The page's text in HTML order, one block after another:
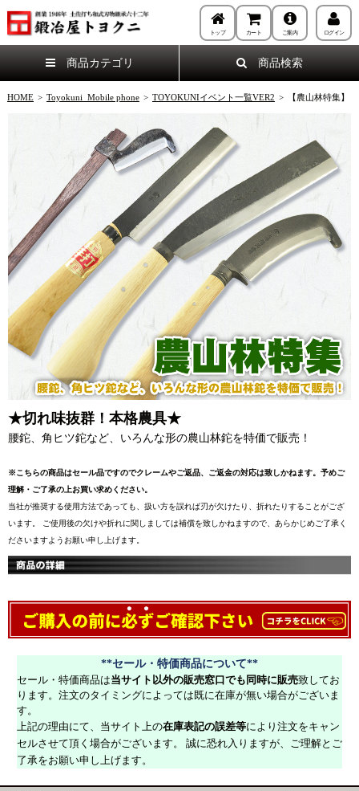
トップ カート ご案内 ログイン
商品カテゴリ 商品検索
HOME > Toyokuni_Mobile phone > TOYOKUNIイベント一覧VER2 > 【農山林特集】
★切れ味抜群！本格農具★
腰鉈、角ヒツ鉈など、いろんな形の農山林鉈を特価で販売！
※こちらの商品はセール品ですのでクレームやご返品、ご返金の対応は致しかねます。予めご
理解・ご了承の上お買い求めください。
当社が推奨する使用方法であっても、扱い方を誤れば刃が欠けたり、折れたりすることがござ
います。 ご使用後の欠けや折れに関しましては補償を致しかねますので、あらかじめご了承く
ださいますようお願い申し上げます。
**セール・特価商品について**
セール・特価商品は当サイト以外の販売窓口でも同時に販売致してお
ります。注文のタイミングによっては既に在庫が無い場合がございま
す。
上記の理由にて、当サイト上の在庫表記の誤差等により注文をキャン
セルさせて頂く場合がございます。 誠に恐れ入りますが、ご理解とご
了承をお願い申し上げます。